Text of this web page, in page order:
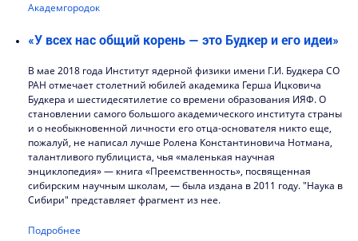
Академгородок
«У всех нас общий корень — это Будкер и его идеи»
В мае 2018 года Институт ядерной физики имени Г.И. Будкера СО
РАН отмечает столетний юбилей академика Герша Ицковича
Будкера и шестидесятилетие со времени образования ИЯФ. О
становлении самого большого академического института страны
и о необыкновенной личности его отца-основателя никто еще,
пожалуй, не написал лучше Ролена Константиновича Нотмана,
талантливого публициста, чья «маленькая научная
энциклопедия» — книга «Преемственность», посвященная
сибирским научным школам, — была издана в 2011 году. "Наука в
Сибири" представляет фрагмент из нее.
Подробнее